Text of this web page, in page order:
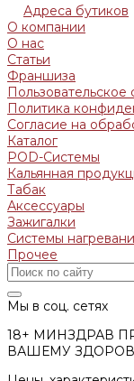
Адреса бутиков
О компании
О нас
Статьи
Франшиза
Пользовательское
Политика
Согласие на
Каталог
POD-Системы
Кальянная
Табак
Аксессуары
Зажигалки
Системы
Прочее
Мы в соц. сетях
18+ МИНЗДРАВ
ВАШЕМУ